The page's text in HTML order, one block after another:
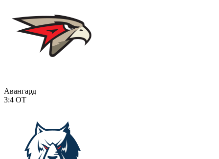
Авангард
3:4 ОТ